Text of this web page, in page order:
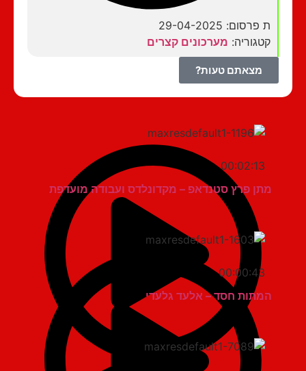
ת פרסום: 29-04-2025
קטגוריה:מערכונים קצרים
מצאתם טעות?
00:02:13
מתן פרץ סטנדאפ – מקדונלדס ועבודה מועדפת
00:00:43
המתות חסד – אלעד גלעדי